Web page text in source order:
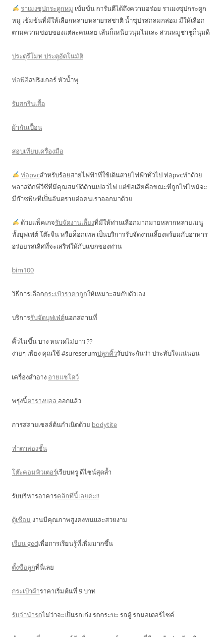
ราเมงซุปกระดูกหมู เข้มข้น การันตีได้ถึงความอร่อย ราเมงซุปกระดูก
หมู เข้มข้นที่มีให้เลือกหลายหลายรสชาติ น้ำซุปรสกลมกล่อม มีให้เลือก
ตามความชอบของแต่ละคนเลย เส้นก็เหนียวนุ่มไม่เละ ส่วนหมูชาชูก็นุ่มดี
ประตูรีโมท ประตูอัตโนมัติ
ท่อพีอีสปริงเกอร์ หัวน้ำพุ
รับสกรีนเสื้อ
ผ้ากันเปื้อน
สอบเทียบเครื่องมือ
ท่อpvcสำหรับร้อยสายไฟฟ้าที่ใช้เดินสายไฟฟ้าทั่วไป ท่อpvcทำด้วย
พลาสติกพีวีซีที่มีคุณสมบัติต้านเปลวไฟ แต่ข้อเสียคือขณะที่ถูกไฟไหม้จะ
มีก๊าซพิษที่เป็นอันตรายต่อคนเราออกมาด้วย
ด้วยแพ็คเกจรับจัดงานเลี้ยงที่มีให้ท่านเลือกมากมายหลากหลายเมนู
ทั้งบุฟเฟ่ต์ โต๊ะจีน หรือค็อกเทล เป็นบริการรับจัดงานเลี้ยงพร้อมกับอาหาร
อร่อยรสเลิศที่จะเสริฟให้กับแขกของท่าน
bim100
วิธีการเลือกกระเป๋าราคาถูกให้เหมาะสมกับตัวเอง
บริการรับจัดบุฟเฟ่ต์นอกสถานที่
คิ้วไม่ขึ้น บาง หนวดไม่ยาว ??
ง่ายๆ เพียง คุณใช้ #sureserumปลูกคิ้วรับประกันว่า ประทับใจแน่นอน
เครื่องสำอาง อายแชโดว์
พรุ่งนี้ตารางบอล ออกแล้ว
การสลายเซลล์ต้นกำเนิดด้วย bodytite
ทำตาสองชั้น
โต๊ะคอมพิวเตอร์เรียบหรู ดีไซน์สุดล้ำ
รับบริหารอาคารคลิกที่นี้เลยค่ะ!!
ตู้เชื่อม งานมีคุณภาพสูงคงทนและสวยงาม
เรียน gedเพื่อการเรียนรู้ที่เพิ่มมากขึ้น
ตั้งชื่อลูกที่นี่เลย
กระเป๋าผ้าราคาเริ่มต้นที่ 9 บาท
รับจำนำรถไม่ว่าจะเป็นรถเก๋ง รถกระบะ รถตู้ รถมอเตอร์ไซค์